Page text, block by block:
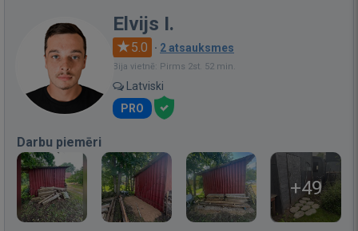
Elvijs I.
5.0 · 2 atsauksmes
Bija vietnē: Pirms 2st. 52 min.
Latviski
PRO
Darbu piemēri
+49